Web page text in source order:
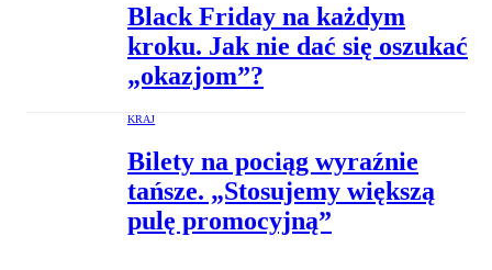
Black Friday na każdym
kroku. Jak nie dać się oszukać
„okazjom”?
KRAJ
Bilety na pociąg wyraźnie
tańsze. „Stosujemy większą
pulę promocyjną”